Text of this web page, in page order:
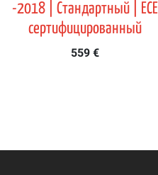
-2018 | Стандартный | ECE
сертифицированный
559 €